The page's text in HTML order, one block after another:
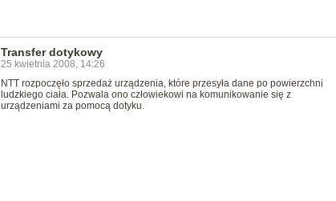
Transfer dotykowy
25 kwietnia 2008, 14:26
NTT rozpoczęło sprzedaż urządzenia, które przesyła dane po powierzchni
ludzkiego ciała. Pozwala ono człowiekowi na komunikowanie się z
urządzeniami za pomocą dotyku.